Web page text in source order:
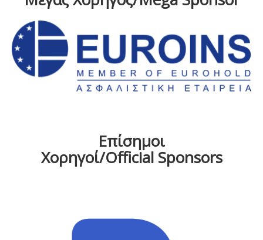
Επίσημοι
Χορηγοί/Official Sponsors